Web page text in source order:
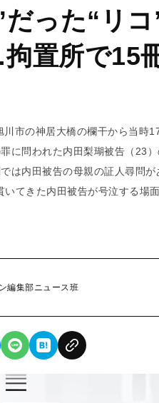
だった“リ
置所で15
市の神居大橋の欄干から当時
に問われた内田梨瑚被告（23
は内田被告の母親の証人尋問
てきた内田被告が号泣する場面
編集部ニュース班